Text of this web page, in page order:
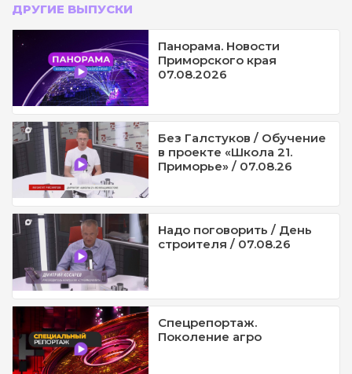
ДРУГИЕ ВЫПУСКИ
Панорама. Новости
Приморского края
07.08.2026
Без Галстуков / Обучение
в проекте «Школа 21.
Приморье» / 07.08.26
Надо поговорить / День
строителя / 07.08.26
Спецрепортаж.
Поколение агро